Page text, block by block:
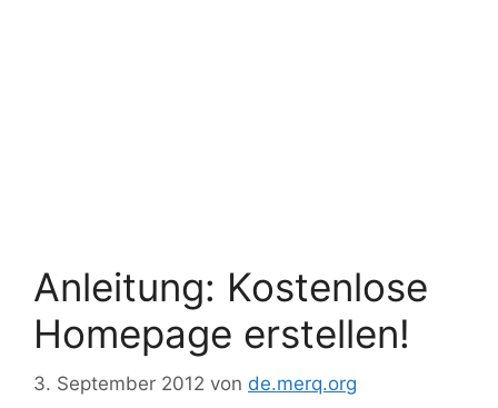
Anleitung: Kostenlose
Homepage erstellen!
3. September 2012 von de.merq.org